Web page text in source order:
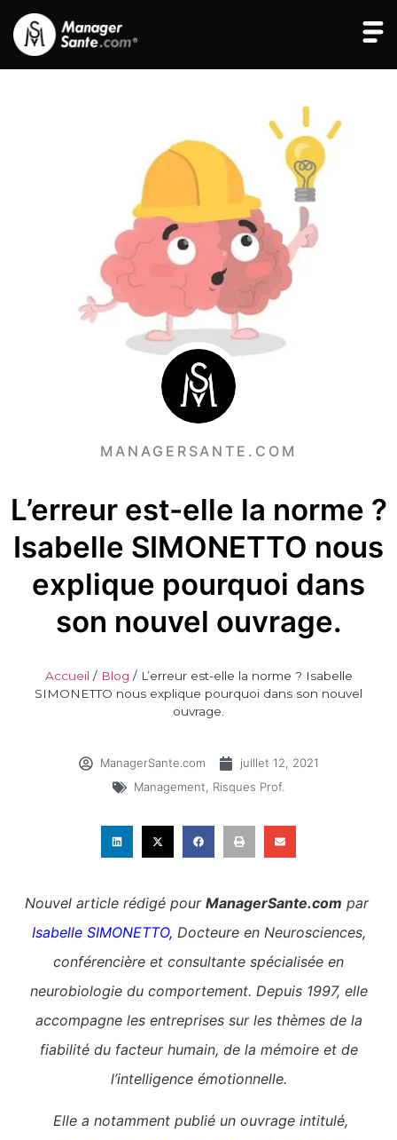
MANAGERSANTE.COM
L’erreur est-elle la norme ?
Isabelle SIMONETTO nous
explique pourquoi dans
son nouvel ouvrage.
Accueil / Blog / L’erreur est-elle la norme ? Isabelle
SIMONETTO nous explique pourquoi dans son nouvel
ouvrage.
ManagerSante.com
juillet 12, 2021
Management
Risques Prof.
Nouvel article rédigé pour ManagerSante.com par
Isabelle SIMONETTO, Docteure en Neurosciences,
conférencière et consultante spécialisée en
neurobiologie du comportement. Depuis 1997, elle
accompagne les entreprises sur les thèmes de la
fiabilité du facteur humain, de la mémoire et de
l’intelligence émotionnelle.
Elle a notamment publié un ouvrage intitulé,